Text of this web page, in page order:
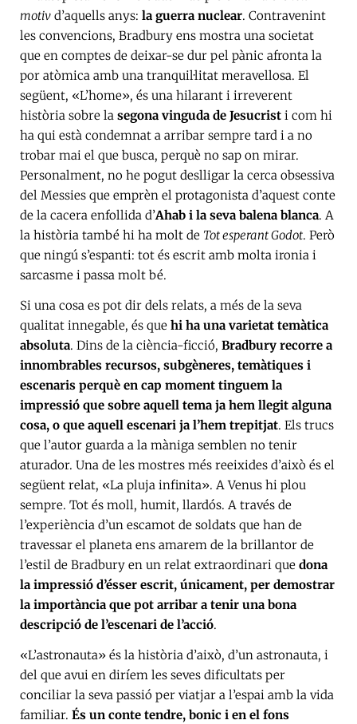
motiv d’aquells anys: la guerra nuclear. Contravenint
les convencions, Bradbury ens mostra una societat
que en comptes de deixar-se dur pel pànic afronta la
por atòmica amb una tranquil·litat meravellosa. El
següent, «L’home», és una hilarant i irreverent
història sobre la segona vinguda de Jesucrist i com hi
ha qui està condemnat a arribar sempre tard i a no
trobar mai el que busca, perquè no sap on mirar.
Personalment, no he pogut deslligar la cerca obsessiva
del Messies que emprèn el protagonista d’aquest conte
de la cacera enfollida d’Ahab i la seva balena blanca. A
la història també hi ha molt de Tot esperant Godot. Però
que ningú s’espanti: tot és escrit amb molta ironia i
sarcasme i passa molt bé.
Si una cosa es pot dir dels relats, a més de la seva
qualitat innegable, és que hi ha una varietat temàtica
absoluta. Dins de la ciència-ficció, Bradbury recorre a
innombrables recursos, subgèneres, temàtiques i
escenaris perquè en cap moment tinguem la
impressió que sobre aquell tema ja hem llegit alguna
cosa, o que aquell escenari ja l’hem trepitjat. Els trucs
que l’autor guarda a la màniga semblen no tenir
aturador. Una de les mostres més reeixides d’això és el
següent relat, «La pluja infinita». A Venus hi plou
sempre. Tot és moll, humit, llardós. A través de
l’experiència d’un escamot de soldats que han de
travessar el planeta ens amarem de la brillantor de
l’estil de Bradbury en un relat extraordinari que dona
la impressió d’ésser escrit, únicament, per demostrar
la importància que pot arribar a tenir una bona
descripció de l’escenari de l’acció.
«L’astronauta» és la història d’això, d’un astronauta, i
del que avui en diríem les seves dificultats per
conciliar la seva passió per viatjar a l’espai amb la vida
familiar. És un conte tendre, bonic i en el fons